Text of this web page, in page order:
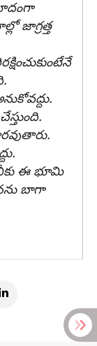
జాగ్రత్త
ఈ భూమి
బాగా